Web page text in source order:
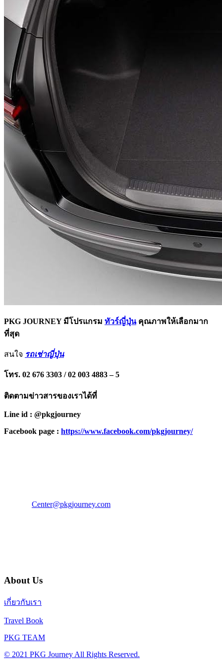
PKG JOURNEY มีโปรแกรม ทัวร์ญี่ปุ่นคุณภาพให้เลือกมาก
ที่สุด
สนใจ รถเช่าญี่ปุ่น
โทร. 02 676 3303 / 02 003 4883 – 5
ติดตามข่าวสารของเราได้ที่
Line id : @pkgjourney
Facebook page : https://www.facebook.com/pkgjourney/
Center@pkgjourney.com
About Us
เกี่ยวกับเรา
Travel Book
PKG TEAM
© 2021 PKG Journey All Rights Reserved.